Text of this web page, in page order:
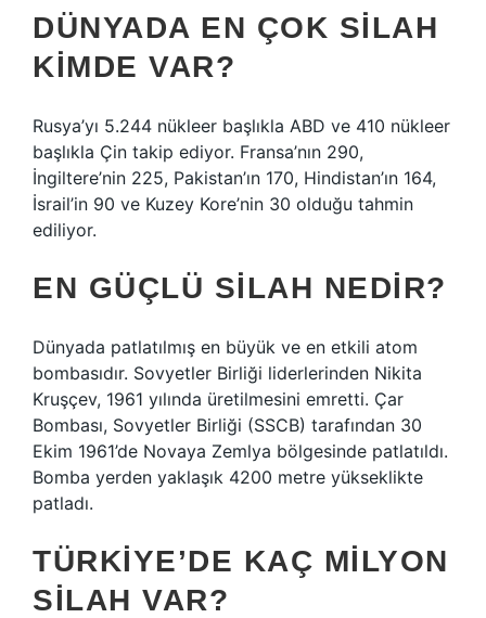
DÜNYADA EN ÇOK SILAH
KIMDE VAR?
Rusya’yı 5.244 nükleer başlıkla ABD ve 410 nükleer
başlıkla Çin takip ediyor. Fransa’nın 290,
İngiltere’nin 225, Pakistan’ın 170, Hindistan’ın 164,
İsrail’in 90 ve Kuzey Kore’nin 30 olduğu tahmin
ediliyor.
EN GÜÇLÜ SILAH NEDIR?
Dünyada patlatılmış en büyük ve en etkili atom
bombasıdır. Sovyetler Birliği liderlerinden Nikita
Kruşçev, 1961 yılında üretilmesini emretti. Çar
Bombası, Sovyetler Birliği (SSCB) tarafından 30
Ekim 1961’de Novaya Zemlya bölgesinde patlatıldı.
Bomba yerden yaklaşık 4200 metre yükseklikte
patladı.
TÜRKIYE’DE KAÇ MILYON
SILAH VAR?